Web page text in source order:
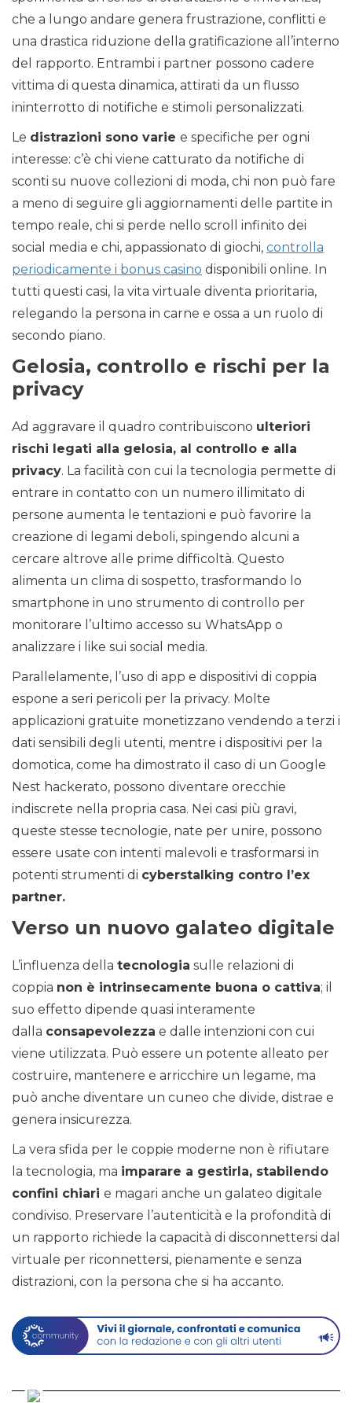
che a lungo andare genera frustrazione, conflitti e
una drastica riduzione della gratificazione all’interno
del rapporto. Entrambi i partner possono cadere
vittima di questa dinamica, attirati da un flusso
ininterrotto di notifiche e stimoli personalizzati.
Le distrazioni sono varie e specifiche per ogni
interesse: c’è chi viene catturato da notifiche di
sconti su nuove collezioni di moda, chi non può fare
a meno di seguire gli aggiornamenti delle partite in
tempo reale, chi si perde nello scroll infinito dei
social media e chi, appassionato di giochi, controlla
periodicamente i bonus casino disponibili online. In
tutti questi casi, la vita virtuale diventa prioritaria,
relegando la persona in carne e ossa a un ruolo di
secondo piano.
Gelosia, controllo e rischi per la
privacy
Ad aggravare il quadro contribuiscono ulteriori
rischi legati alla gelosia, al controllo e alla
privacy. La facilità con cui la tecnologia permette di
entrare in contatto con un numero illimitato di
persone aumenta le tentazioni e può favorire la
creazione di legami deboli, spingendo alcuni a
cercare altrove alle prime difficoltà. Questo
alimenta un clima di sospetto, trasformando lo
smartphone in uno strumento di controllo per
monitorare l’ultimo accesso su WhatsApp o
analizzare i like sui social media.
Parallelamente, l’uso di app e dispositivi di coppia
espone a seri pericoli per la privacy. Molte
applicazioni gratuite monetizzano vendendo a terzi i
dati sensibili degli utenti, mentre i dispositivi per la
domotica, come ha dimostrato il caso di un Google
Nest hackerato, possono diventare orecchie
indiscrete nella propria casa. Nei casi più gravi,
queste stesse tecnologie, nate per unire, possono
essere usate con intenti malevoli e trasformarsi in
potenti strumenti di cyberstalking contro l’ex
partner.
Verso un nuovo galateo digitale
L’influenza della tecnologia sulle relazioni di
coppia non è intrinsecamente buona o cattiva; il
suo effetto dipende quasi interamente
dalla consapevolezza e dalle intenzioni con cui
viene utilizzata. Può essere un potente alleato per
costruire, mantenere e arricchire un legame, ma
può anche diventare un cuneo che divide, distrae e
genera insicurezza.
La vera sfida per le coppie moderne non è rifiutare
la tecnologia, ma imparare a gestirla, stabilendo
confini chiari e magari anche un galateo digitale
condiviso. Preservare l’autenticità e la profondità di
un rapporto richiede la capacità di disconnettersi dal
virtuale per riconnettersi, pienamente e senza
distrazioni, con la persona che si ha accanto.